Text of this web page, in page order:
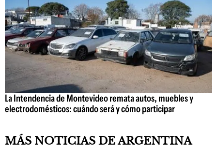
La Intendencia de Montevideo remata autos, muebles y
electrodomésticos: cuándo será y cómo participar
MÁS NOTICIAS DE ARGENTINA